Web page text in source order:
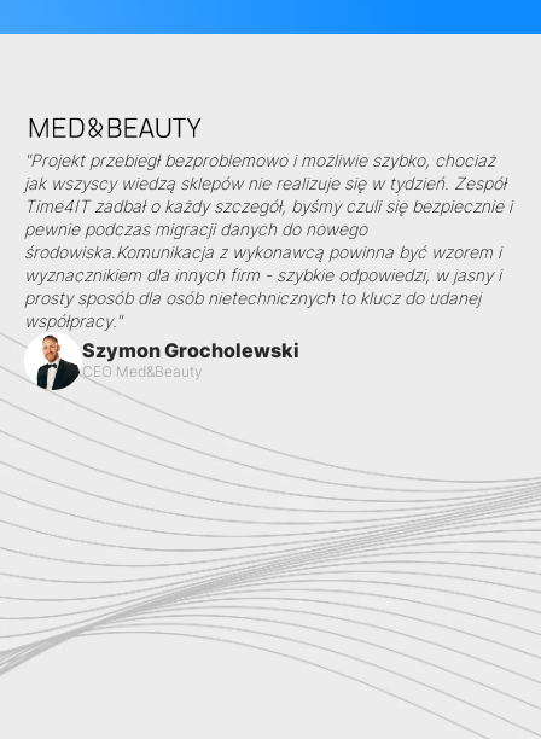
"Projekt przebiegł bezproblemowo i możliwie szybko, chociaż
jak wszyscy wiedzą sklepów nie realizuje się w tydzień. Zespół
Time4IT zadbał o każdy szczegół, byśmy czuli się bezpiecznie i
pewnie podczas migracji danych do nowego
środowiska.Komunikacja z wykonawcą powinna być wzorem i
wyznacznikiem dla innych firm - szybkie odpowiedzi, w jasny i
prosty sposób dla osób nietechnicznych to klucz do udanej
współpracy."
Szymon Grocholewski
CEO Med&Beauty